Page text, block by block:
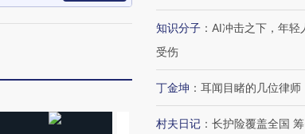
知识分子 ： AI冲击之下，年轻
受伤
丁金坤 ： 耳闻目睹的几位律师
村夫日记 ： 长护险覆盖全国